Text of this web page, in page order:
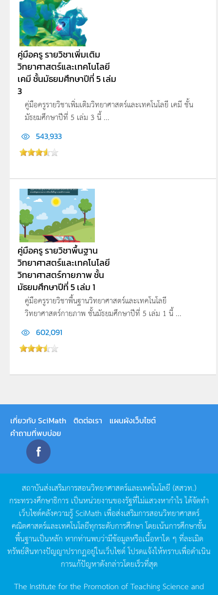
คู่มือครู รายวิชาเพิ่มเติม
วิทยาศาสตร์และเทคโนโลยี
เคมี ชั้นมัธยมศึกษาปีที่ 5 เล่ม
3
คู่มือครูรายวิชาเพิ่มเติมวิทยาศาสตร์และเทคโนโลยี เคมี ชั้น
มัธยมศึกษาปีที่ 5 เล่ม 3 นี้ ...
543,933
คู่มือครู รายวิชาพื้นฐาน
วิทยาศาสตร์และเทคโนโลยี
วิทยาศาสตร์กายภาพ ชั้น
มัธยมศึกษาปีที่ 5 เล่ม 1
คู่มือครูรายวิชาพื้นฐานวิทยาศาสตร์และเทคโนโลยี
วิทยาศาสตร์กายภาพ ชั้นมัธยมศึกษาปีที่ 5 เล่ม 1 นี้ ...
602,091
เกี่ยวกับ SciMath ติดต่อเรา
แผนผังเว็บไซต์
คำถามที่พบบ่อย
สถาบันส่งเสริมการสอนวิทยาศาสตร์และเทคโนโลยี (สสวท.)
กระทรวงศึกษาธิการ เป็นหน่วยงานของรัฐที่ไม่แสวงหากำไรได้จัดทำ
เว็บไซต์คลังความรู้SciMath เพื่อส่งเสริมการสอนวิทยาศาสตร์
คณิตศาสตร์และเทคโนโลยีทุกระดับการศึกษา โดยเน้นการศึกษาขั้น
พื้นฐานเป็นหลัก หากท่านพบว่ามีข้อมูลหรือเนื้อหาใด ๆ ที่ละเมิด
ทรัพย์สินทางปัญญาปรากฏอยู่ในเว็บไซต์โปรดแจ้งให้ทราบเพื่อดำเนิน
การแก้ปัญหาดังกล่าวโดยเร็วที่สุด
The Institute for the Promotion of Teaching Science and